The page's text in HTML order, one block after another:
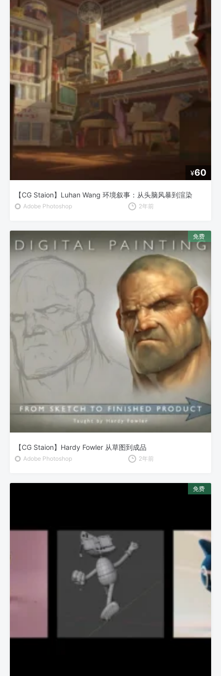
¥60
【CG Staion】Luhan Wang 环境叙事：从头脑风暴到渲染
Adobe Photoshop 2年前
【CG Staion】Hardy Fowler 从草图到成品
Adobe Photoshop 2年前